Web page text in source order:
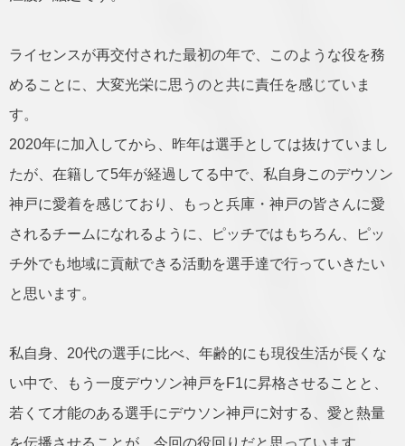
ライセンスが再交付された最初の年で、このような役を務
めることに、大変光栄に思うのと共に責任を感じていま
す。
2020年に加入してから、昨年は選手としては抜けていまし
たが、在籍して5年が経過してる中で、私自身このデウソン
神戸に愛着を感じており、もっと兵庫・神戸の皆さんに愛
されるチームになれるように、ピッチではもちろん、ピッ
チ外でも地域に貢献できる活動を選手達で行っていきたい
と思います。
私自身、20代の選手に比べ、年齢的にも現役生活が長くな
い中で、もう一度デウソン神戸をF1に昇格させることと、
若くて才能のある選手にデウソン神戸に対する、愛と熱量
を伝播させることが、今回の役回りだと思っています。